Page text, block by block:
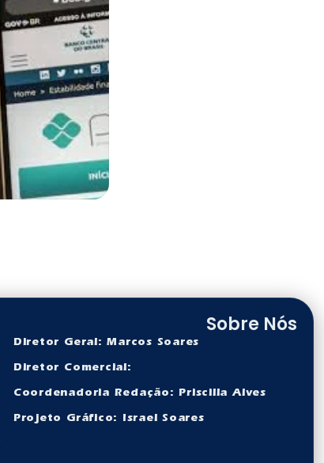
Sobre Nós
Diretor Geral: Marcos Soares
Diretor Comercial:
Coordenadoria Redação: Priscilla Alves
Projeto Gráfico: Israel Soares